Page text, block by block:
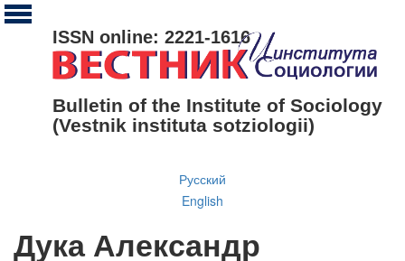
ISSN online: 2221-1616
Bulletin of the Institute of Sociology
(Vestnik instituta sotziologii)
Русский
English
Дука Александр